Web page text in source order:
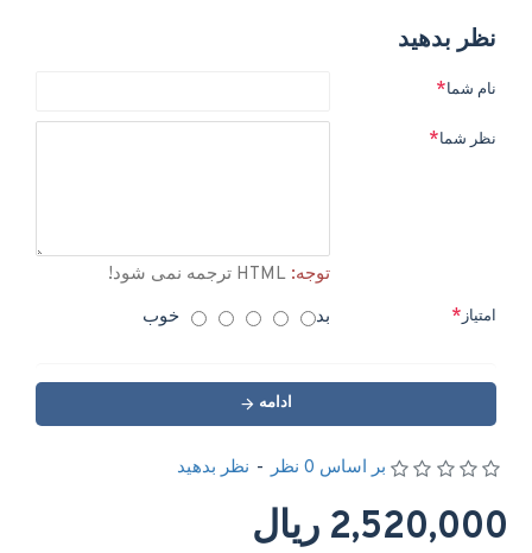
نظر بدهید
نام شما
نظر شما
توجه:
امتیاز بد خوب
ادامه
بر اساس 0 نظر - نظر بدهید
2,520,000 ریال